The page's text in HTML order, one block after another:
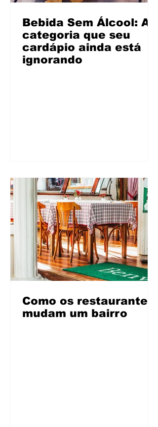
Bebida Sem Álcool: A
categoria que seu
cardápio ainda está
ignorando
Como os restaurantes
mudam um bairro